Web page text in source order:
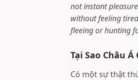
not instant
without feeling
fleeing or hunting
Tại Sao Châu
Có một sự thật